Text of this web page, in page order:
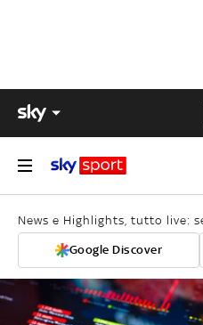
News e Highlights, tutto live:
Google Discover